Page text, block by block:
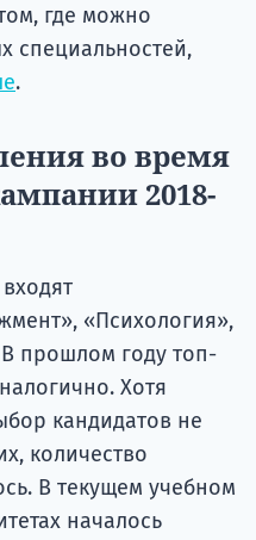
где можно
специальностей,
.
во время
2018-
«Психология»,
прошлом году топ-
Хотя
кандидатов не
количество
В текущем учебном
началось